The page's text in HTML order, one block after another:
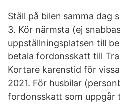
Ställ på bilen samma dag
3. Kör närmsta (ej
uppställningsplatsen till
betala fordonsskatt till
Kortare karenstid för
2021. För husbilar
fordonsskatt som uppgår